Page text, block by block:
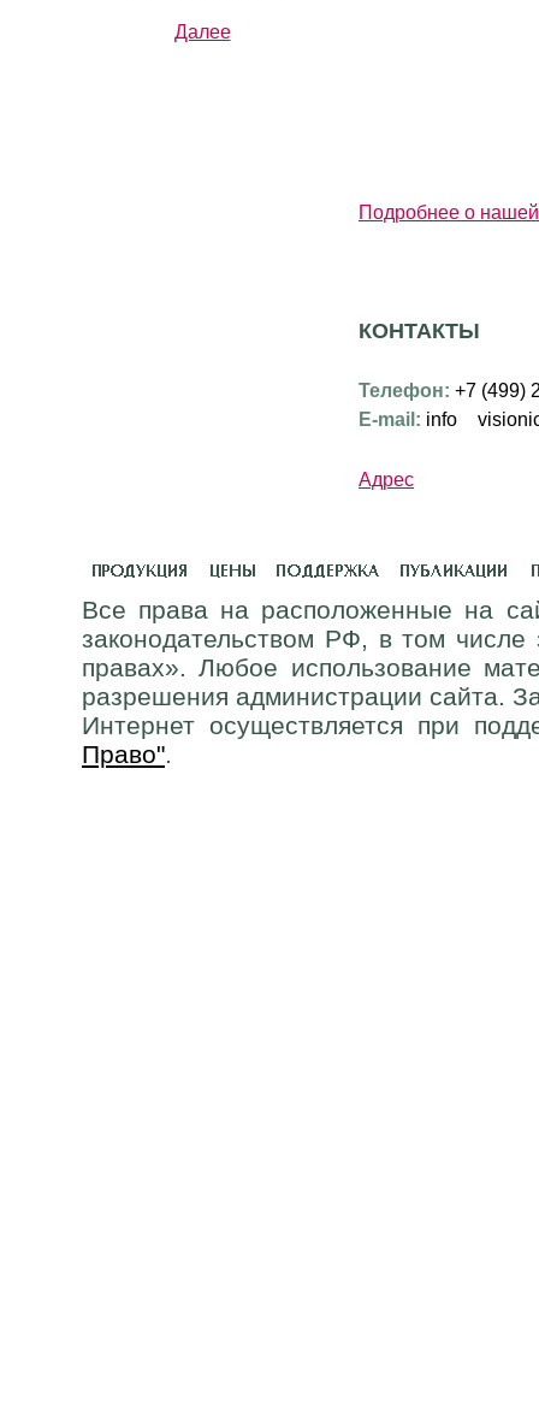
Далее
Подробнее о
КОНТАКТЫ
Телефон: +7 (499)
E-mail: info
Адрес
Все права на расположенные на
законодательством РФ, в том
правах». Любое использование
разрешения администрации сайта.
Интернет осуществляется при
Право".